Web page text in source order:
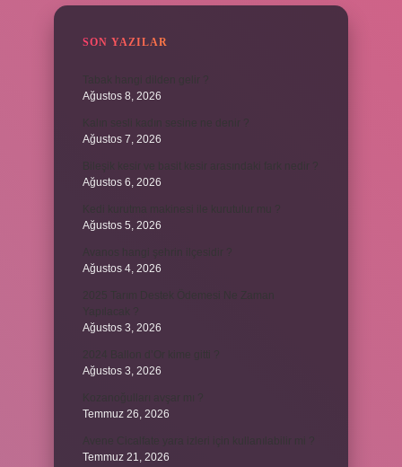
SON YAZILAR
Ağustos 8, 2026
Ağustos 7, 2026
Ağustos 6, 2026
Ağustos 5, 2026
Ağustos 4, 2026
Ağustos 3, 2026
Ağustos 3, 2026
Temmuz 26, 2026
Temmuz 21, 2026